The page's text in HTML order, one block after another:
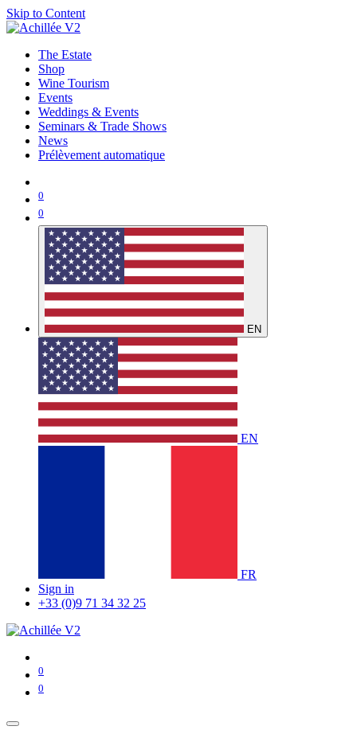
Skip to Content
The Estate
Shop
Wine Tourism
Events
Weddings & Events
Seminars & Trade Shows
News
Prélèvement automatique
0
0
EN
EN
FR
Sign in
+33 (0)9 71 34 32 25
0
0